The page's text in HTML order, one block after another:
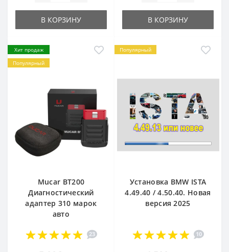
В КОРЗИНУ В КОРЗИНУ
Хит продаж
Популярный
Mucar BT200
Диагностический
адаптер 310 марок
авто
23
Популярный
Установка BMW ISTA
4.49.40 / 4.50.40. Новая
версия 2025
10